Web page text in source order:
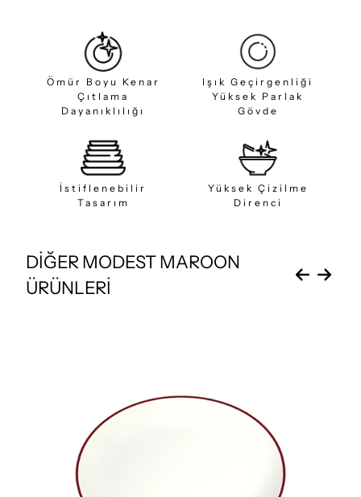
Ömür Boyu Kenar
Çıtlama
Dayanıklılığı
Işık Geçirgenliği
Yüksek Parlak
Gövde
İstiflenebilir
Tasarım
Yüksek Çizilme
Direnci
DİĞER MODEST MAROON
ÜRÜNLERİ